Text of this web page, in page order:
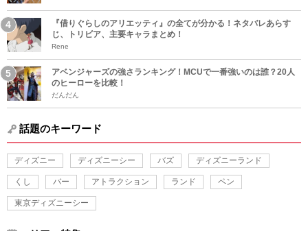
『借りぐらしのアリエッティ』の全てが分かる！ネタバレあらす
じ、トリビア、主要キャラまとめ！
Rene
アベンジャーズの強さランキング！MCUで一番強いのは誰？20人
のヒーローを比較！
だんだん
話題のキーワード
ディズニー ディズニーシー バズ ディズニーランド
くし バー アトラクション ランド ペン
東京ディズニーシー